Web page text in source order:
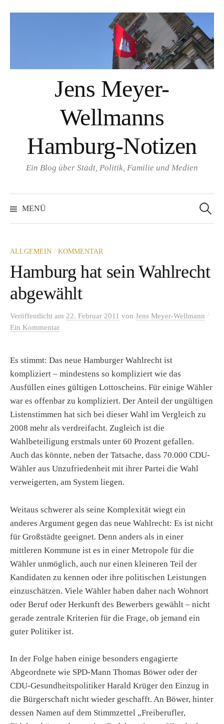
Jens Meyer-
Wellmanns
Hamburg-Notizen
Ein Blog über Stadt, Politik, Familie und Medien
MENÜ
nach:
ALLGEMEIN / KOMMENTAR
Hamburg hat sein Wahlrecht
abgewählt
Veröffentlicht am 22. Februar 2011 von Jens Meyer-Wellmann /
Ein Kommentar
Es stimmt: Das neue Hamburger Wahlrecht ist
kompliziert – mindestens so kompliziert wie das
Ausfüllen eines gültigen Lottoscheins. Für einige Wähler
war es offenbar zu kompliziert. Der Anteil der ungültigen
Listenstimmen hat sich bei dieser Wahl im Vergleich zu
2008 mehr als verdreifacht. Zugleich ist die
Wahlbeteiligung erstmals unter 60 Prozent gefallen.
Auch das könnte, neben der Tatsache, dass 70.000 CDU-
Wähler aus Unzufriedenheit mit ihrer Partei die Wahl
verweigerten, am System liegen.
Weitaus schwerer als seine Komplexität wiegt ein
anderes Argument gegen das neue Wahlrecht: Es ist nicht
für Großstädte geeignet. Denn anders als in einer
mittleren Kommune ist es in einer Metropole für die
Wähler unmöglich, auch nur einen kleineren Teil der
Kandidaten zu kennen oder ihre politischen Leistungen
einzuschätzen. Viele Wähler haben daher nach Wohnort
oder Beruf oder Herkunft des Bewerbers gewählt – nicht
gerade zentrale Kriterien für die Frage, ob jemand ein
guter Politiker ist.
In der Folge haben einige besonders engagierte
Abgeordnete wie SPD-Mann Thomas Böwer oder der
CDU-Gesundheitspolitiker Harald Krüger den Einzug in
die Bürgerschaft nicht wieder geschafft. An Böwer, hinter
dessen Namen auf dem Stimmzettel „Freiberufler,